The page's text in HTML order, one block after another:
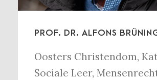
PROF. DR. ALFONS
Oosters Christendom,
Sociale Leer,